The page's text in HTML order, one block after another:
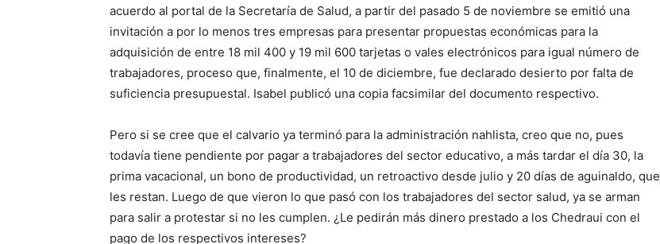
acuerdo al portal de la Secretaría de Salud, a partir del pasado 5 de noviembre se emitió una
invitación a por lo menos tres empresas para presentar propuestas económicas para la
adquisición de entre 18 mil 400 y 19 mil 600 tarjetas o vales electrónicos para igual número de
trabajadores, proceso que, finalmente, el 10 de diciembre, fue declarado desierto por falta de
suficiencia presupuestal. Isabel publicó una copia facsimilar del documento respectivo.
Pero si se cree que el calvario ya terminó para la administración nahlista, creo que no, pues
todavía tiene pendiente por pagar a trabajadores del sector educativo, a más tardar el día 30, la
prima vacacional, un bono de productividad, un retroactivo desde julio y 20 días de aguinaldo, que
les restan. Luego de que vieron lo que pasó con los trabajadores del sector salud, ya se arman
para salir a protestar si no les cumplen. ¿Le pedirán más dinero prestado a los Chedraui con el
pago de los respectivos intereses?